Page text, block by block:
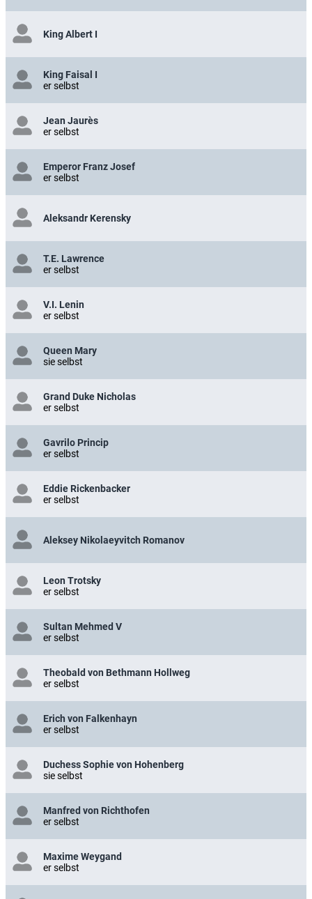
King Albert I
King Faisal I
er selbst
Jean Jaurès
er selbst
Emperor Franz Josef
er selbst
Aleksandr Kerensky
T.E. Lawrence
er selbst
V.I. Lenin
er selbst
Queen Mary
sie selbst
Grand Duke Nicholas
er selbst
Gavrilo Princip
er selbst
Eddie Rickenbacker
er selbst
Aleksey Nikolaeyvitch Romanov
Leon Trotsky
er selbst
Sultan Mehmed V
er selbst
Theobald von Bethmann Hollweg
er selbst
Erich von Falkenhayn
er selbst
Duchess Sophie von Hohenberg
sie selbst
Manfred von Richthofen
er selbst
Maxime Weygand
er selbst